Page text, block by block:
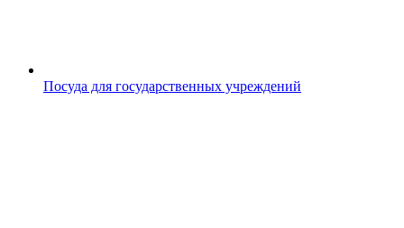
Посуда для государственных учреждений